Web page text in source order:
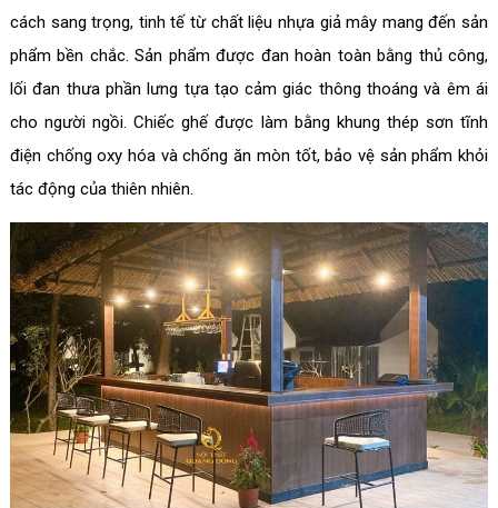
cách sang trọng, tinh tế từ chất liệu nhựa giả mây mang đến sản
phẩm bền chắc. Sản phẩm được đan hoàn toàn bằng thủ công,
lối đan thưa phần lưng tựa tạo cảm giác thông thoáng và êm ái
cho người ngồi. Chiếc ghế được làm bằng khung thép sơn tĩnh
điện chống oxy hóa và chống ăn mòn tốt, bảo vệ sản phẩm khỏi
tác động của thiên nhiên.